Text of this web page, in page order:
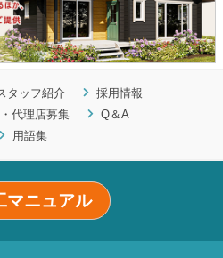
タッフ紹介
採用情報
代理店募集
Q＆A
用語集
マニュアル